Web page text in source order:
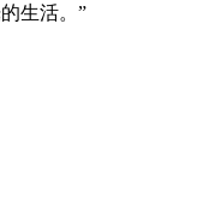
生活。”